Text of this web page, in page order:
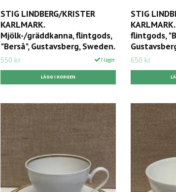
STIG LINDBERG/KRISTER
KARLMARK.
Mjölk-/gräddkanna, flintgods,
"Berså", Gustavsberg, Sweden.
550 kr I lager.
STIG
flintgods,
650 kr